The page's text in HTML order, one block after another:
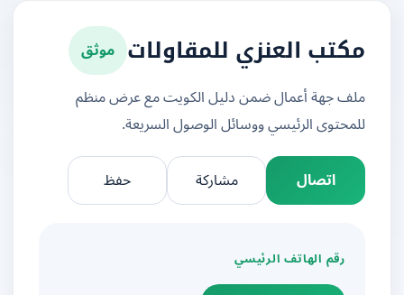
مكتب العنزي للمقاولات
موثق
ملف جهة أعمال ضمن دليل الكويت مع عرض منظم
للمحتوى الرئيسي ووسائل الوصول السريعة.
اتصال
مشاركة
رقم الهاتف الرئيسي